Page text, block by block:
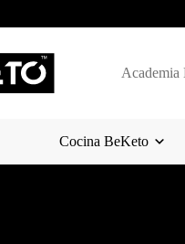
Academia
Cocina BeKeto